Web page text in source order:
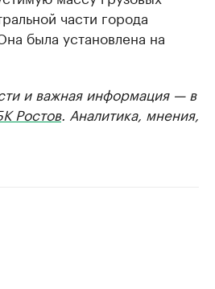
части города
была установлена на
и важная информация — в
Ростов. Аналитика, мнения,